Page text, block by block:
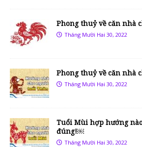
Phong thuỷ về căn nhà
Tháng Mười Hai 30, 2022
Phong thuỷ về căn nhà
Tháng Mười Hai 30, 2022
Tuổi Mùi hợp hướng
đúng!￼
Tháng Mười Hai 30, 2022